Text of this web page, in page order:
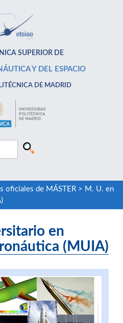
SUPERIOR DE
Y DEL ESPACIO
DE MADRID
oficiales de MÁSTER> M. U. en
en
(MUIA)